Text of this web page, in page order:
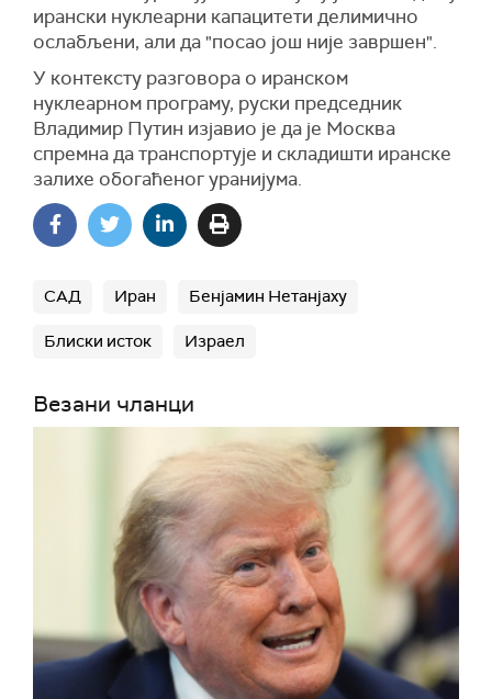
ирански нуклеарни капацитети делимично
ослабљени, али да "посао још није завршен".
У контексту разговора о иранском
нуклеарном програму, руски председник
Владимир Путин изјавио је да је Москва
спремна да транспортује и складишти иранске
залихе обогаћеног уранијума.
САД Иран Бенјамин Нетанјаху
Блиски исток Израел
Везани чланци